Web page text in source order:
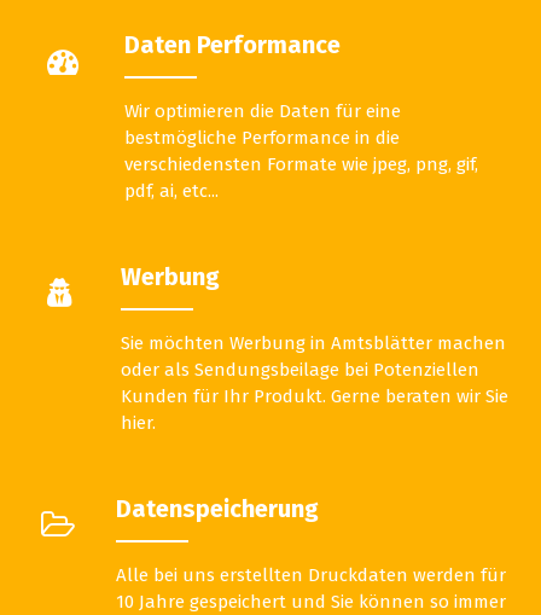
Daten Performance
Wir optimieren die Daten für eine
bestmögliche Performance in die
verschiedensten Formate wie jpeg, png, gif,
pdf, ai, etc...
Werbung
Sie möchten Werbung in Amtsblätter machen
oder als Sendungsbeilage bei Potenziellen
Kunden für Ihr Produkt. Gerne beraten wir Sie
hier.
Datenspeicherung
Alle bei uns erstellten Druckdaten werden für
10 Jahre gespeichert und Sie können so immer